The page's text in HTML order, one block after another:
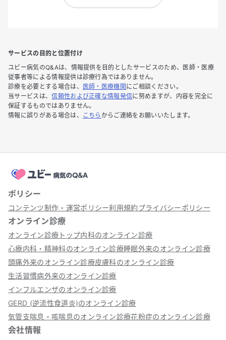
サービスの目的と位置付け
ユビー病気のQ&Aは、情報提供を目的としたサービスのため、医師・医療
従事者等による情報提供は診療行為ではありません。
診療を必要とする場合は、
医師・医療機関 にご相談ください。
当サービスは、信頼性および正確な情報発信に努めますが、内容を完全に
保証するものではありません。
情報に誤りがある場合は、
こちら からご連絡をお願いいたします。
ポリシー
コンテンツ制作・運営ポリシー利用規約プライバシーポリシー
オンライン診療
オンライン診療トップ内科のオンライン診療
心療内科・精神科のオンライン診療睡眠外来のオンライン診療
頭痛外来のオンライン診療皮膚科のオンライン診療
生活習慣病外来のオンライン診療
インフルエンザのオンライン診療
GERD (逆流性食道炎)のオンライン診療
気管支喘息・咳喘息のオンライン診療花粉症のオンライン診療
会社情報